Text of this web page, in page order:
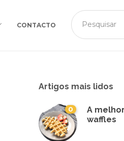
CONTACTO
Artigos mais lidos
0
A
waffles